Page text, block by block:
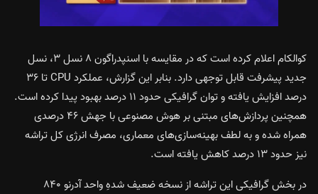
کوالکام اعلام کرده است که در مقایسه با اسنپدراگون ۸ نسل ۳، نسل
جدید پیشرفت قابل توجهی دارد. بنابر این گزارش، عملکرد CPU تا ۳۶
درصد افزایش یافته و توان گرافیکی حدود ۱۱ درصد بهبود پیدا کرده است.
همچنین پردازش‌های مبتنی بر هوش مصنوعی با جهش ۴۶ درصدی
همراه شده و به لطف بهینه‌سازی‌های معماری، مصرف انرژی کل تراشه
نیز حدود ۱۳ درصد کاهش یافته است.
در بخش گرافیکی این تراشه از نسخه ضعیف شدهِ واحد آدرنو ۸۴۰